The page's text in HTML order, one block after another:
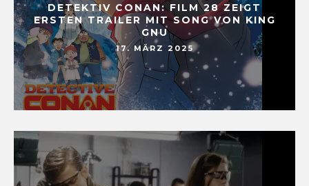
DETEKTIV CONAN: FILM 28 ZEIGT
ERSTEN TRAILER MIT SONG VON KING
GNU
17. MÄRZ 2025